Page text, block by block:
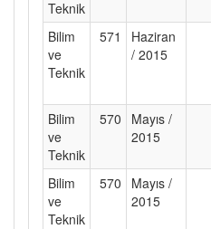
Teknik
Bilim
ve
Teknik
571
Haziran
/ 2015
Bilim
ve
Teknik
570
Mayıs /
2015
Bilim
ve
Teknik
570
Mayıs /
2015